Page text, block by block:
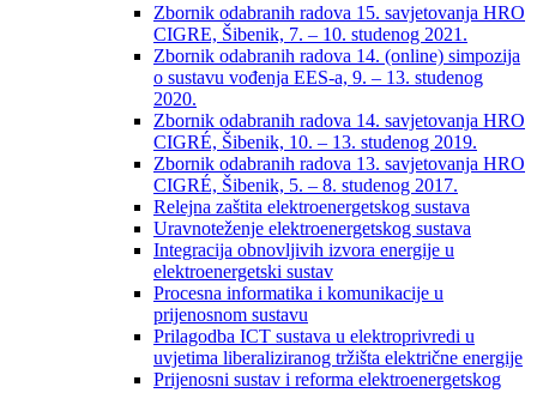
Zbornik odabranih radova 15. savjetovanja HRO
CIGRE, Šibenik, 7. – 10. studenog 2021.
Zbornik odabranih radova 14. (online) simpozija
o sustavu vođenja EES-a, 9. – 13. studenog
2020.
Zbornik odabranih radova 14. savjetovanja HRO
CIGRÉ, Šibenik, 10. – 13. studenog 2019.
Zbornik odabranih radova 13. savjetovanja HRO
CIGRÉ, Šibenik, 5. – 8. studenog 2017.
Relejna zaštita elektroenergetskog sustava
Uravnoteženje elektroenergetskog sustava
Integracija obnovljivih izvora energije u
elektroenergetski sustav
Procesna informatika i komunikacije u
prijenosnom sustavu
Prilagodba ICT sustava u elektroprivredi u
uvjetima liberaliziranog tržišta električne energije
Prijenosni sustav i reforma elektroenergetskog